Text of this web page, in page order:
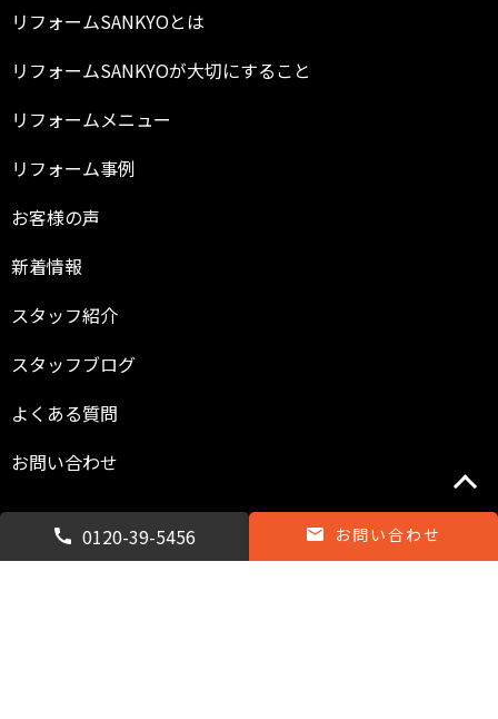
0120-39-5456 お問い合わせ
リフォームSANKYOとは
リフォームSANKYOが大切にすること
リフォームメニュー
リフォーム事例
お客様の声
新着情報
スタッフ紹介
スタッフブログ
よくある質問
お問い合わせ
専用請求書DL.xls